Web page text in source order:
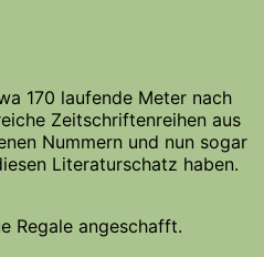
170 laufende Meter nach
Zeitschriftenreihen aus
Nummern und nun sogar
Literaturschatz haben.
Regale angeschafft.